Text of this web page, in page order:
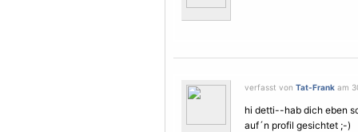
verfasst von Tat-Frank am
hi detti--hab dich eben
auf´n profil gesichtet ;-)